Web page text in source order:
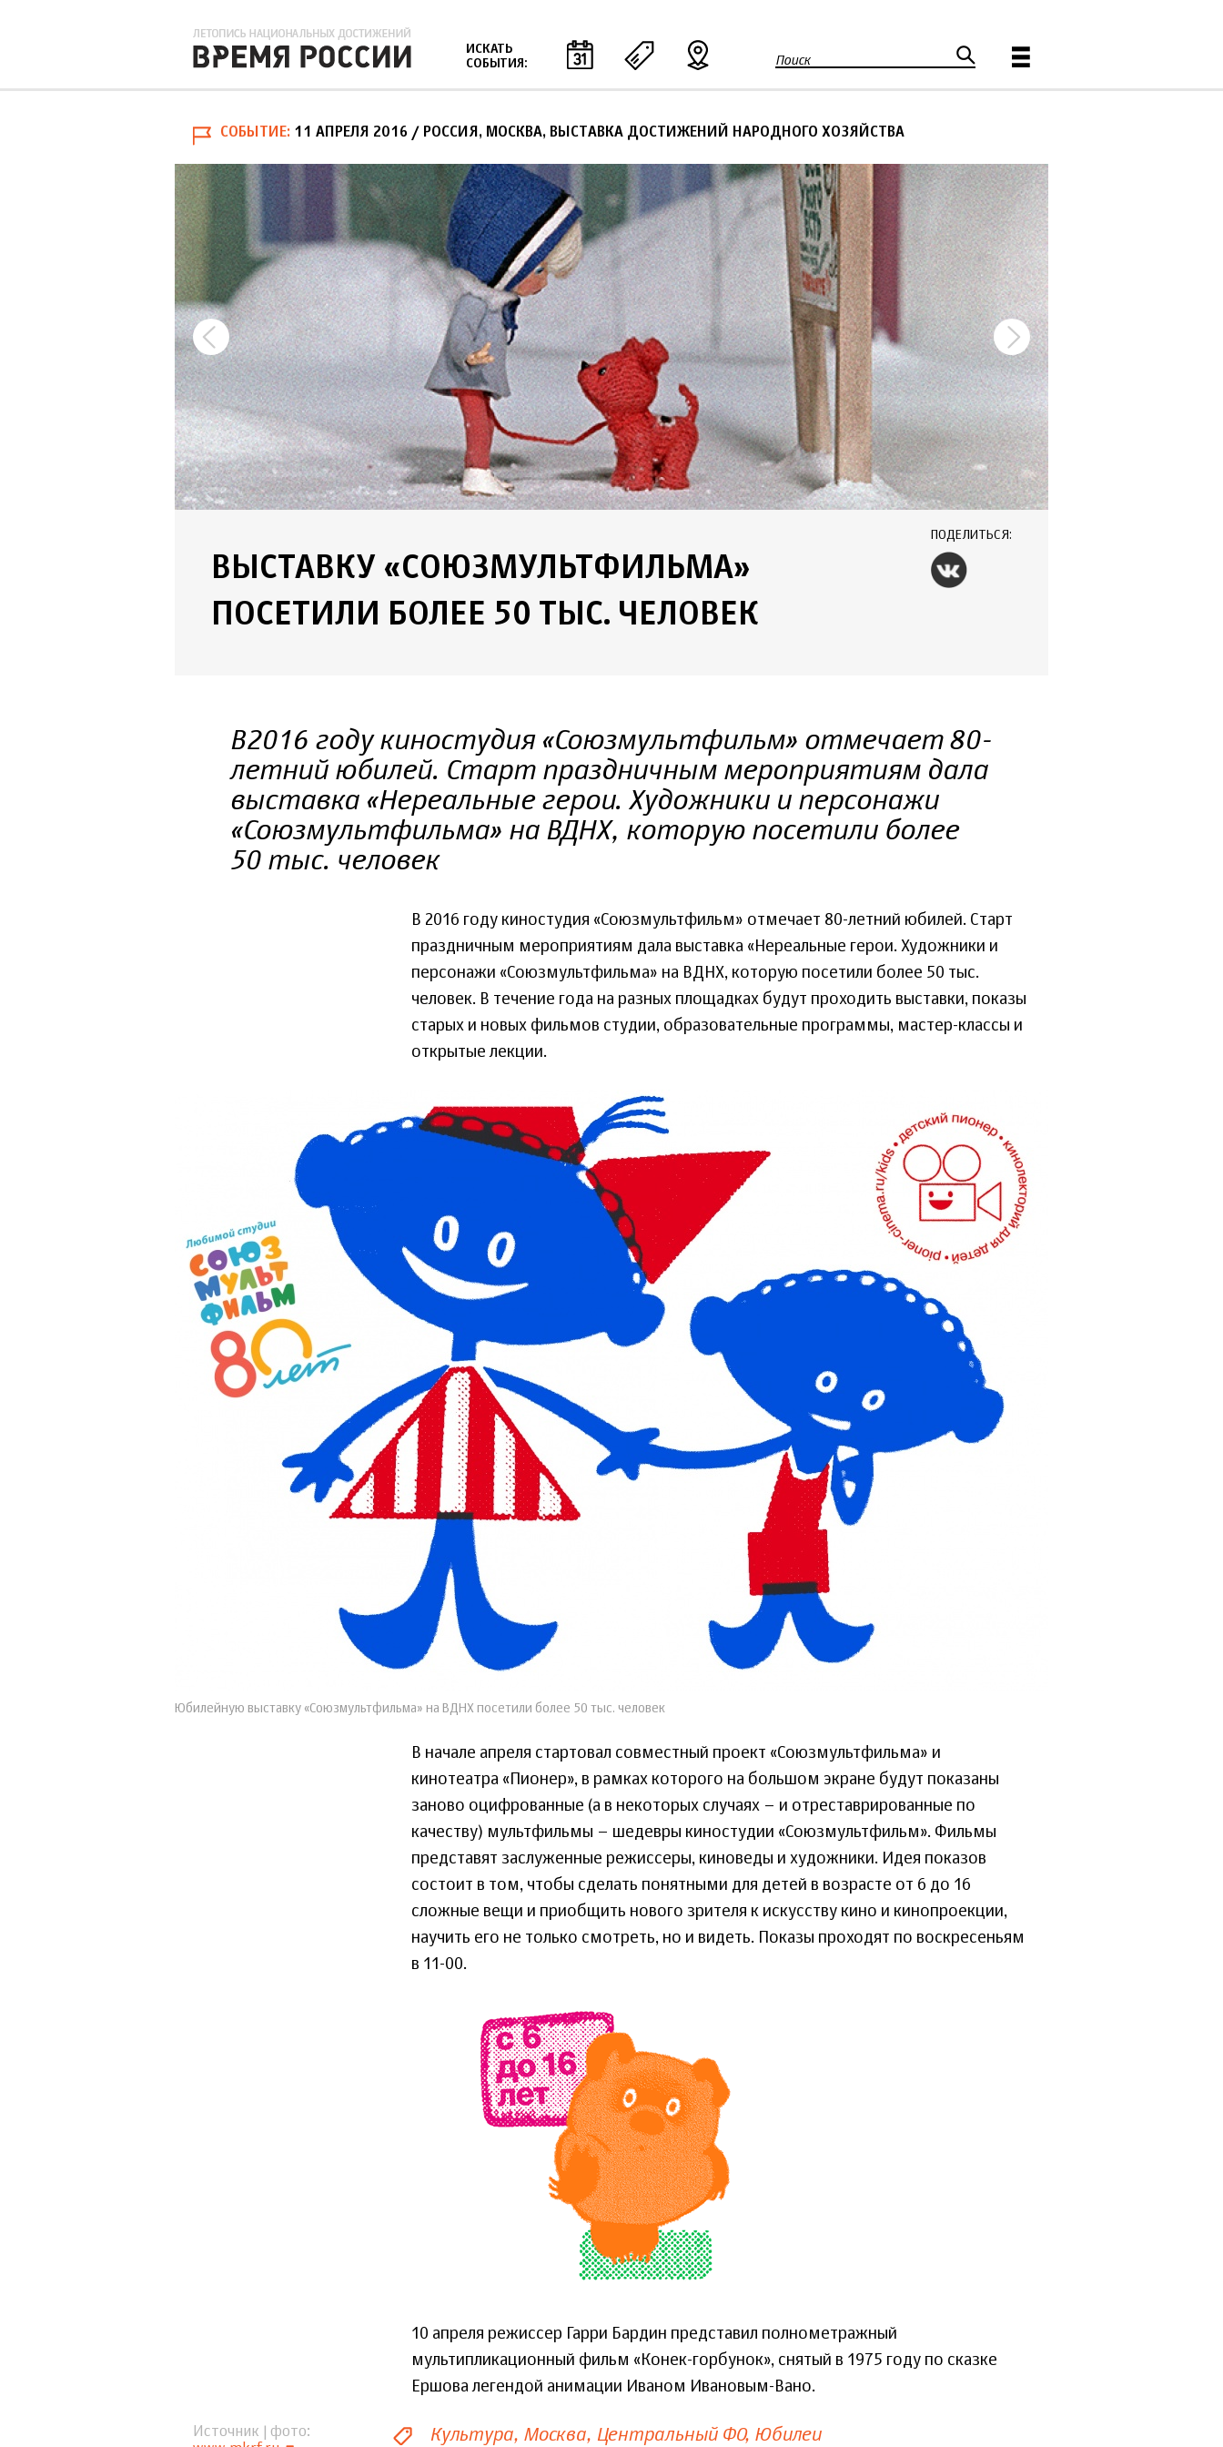
ИСКАТЬ
СОБЫТИЯ:
р
м
а
п
о
и
с
к
а
Поиск
СОБЫТИЕ 11 АПРЕЛЯ 2016 / РОССИЯ, МОСКВА, ВЫСТАВКА ДОСТИЖЕНИЙ НАРОДНОГО ХОЗЯЙСТВА
ПОДЕЛИТЬСЯ:
ВЫСТАВКУ «СОЮЗМУЛЬТФИЛЬМА»
ПОСЕТИЛИ БОЛЕЕ 50 ТЫС. ЧЕЛОВЕК
В 2016 году киностудия «Союзмультфильм» отмечает 80-
летний юбилей. Старт праздничным мероприятиям дала
выставка «Нереальные герои. Художники и персонажи
«Союзмультфильма» на ВДНХ, которую посетили более
50 тыс. человек
В 2016 году киностудия «Союзмультфильм» отмечает 80-летний юбилей. Старт
праздничным мероприятиям дала выставка «Нереальные герои. Художники и
персонажи «Союзмультфильма» на ВДНХ, которую посетили более 50 тыс.
человек. В течение года на разных площадках будут проходить выставки, показы
старых и новых фильмов студии, образовательные программы, мастер-классы и
открытые лекции.
7_aprelya_2016-
mkrf.ru_1.jpg
Юбилейную выставку «Союзмультфильма» на ВДНХ посетили более 50 тыс. человек
В начале апреля стартовал совместный проект «Союзмультфильма» и
кинотеатра «Пионер», в рамках которого на большом экране будут показаны
заново оцифрованные (а в некоторых случаях – и отреставрированные по
качеству) мультфильмы – шедевры киностудии «Союзмультфильм». Фильмы
представят заслуженные режиссеры, киноведы и художники. Идея показов
состоит в том, чтобы сделать понятными для детей в возрасте от 6 до 16
сложные вещи и приобщить нового зрителя к искусству кино и кинопроекции,
научить его не только смотреть, но и видеть. Показы проходят по воскресеньям
в 11-00.
7_aprelya_2016-
mkrf.ru_5.png
10 апреля режиссер Гарри Бардин представил полнометражный
мультипликационный фильм «Конек-горбунок», снятый в 1975 году по сказке
Ершова легендой анимации Иваном Ивановым-Вано.
Источник | фото
Культура Москва Центральный ФО Юбилеи